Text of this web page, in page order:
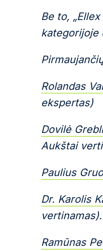
Be to,
kategorijoje
Rolandas
ekspertas)
Dovilė
Aukštai
Paulius
Dr. Karolis
vertinamas).
Ramūnas